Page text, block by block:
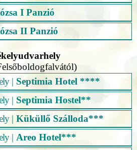
I Panzió
II Panzió
| Septimia Hotel ****
| Septimia Hostel**
| Küküllő Szálloda***
| Areo Hotel***